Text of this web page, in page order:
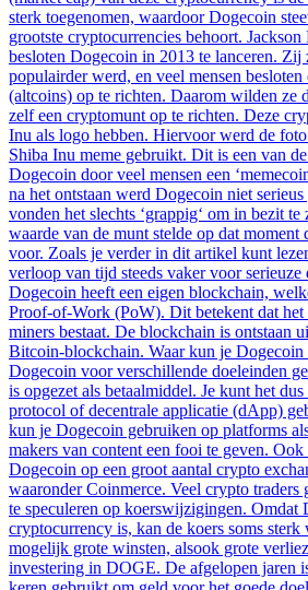
sterk toegenomen, waardoor Dogecoin
grootste cryptocurrencies behoort.
besloten Dogecoin in 2013 te lanceren. Zij
populairder werd, en veel mensen
(altcoins) op te richten. Daarom wilden ze
zelf een cryptomunt op te richten. Deze
Inu als logo hebben. Hiervoor werd de
Shiba Inu meme gebruikt. Dit is een van
Dogecoin door veel mensen een
na het ontstaan werd Dogecoin niet
vonden het slechts ‘grappig‘ om in bezit
waarde van de munt stelde op dat
voor. Zoals je verder in dit artikel kunt
verloop van tijd steeds vaker voor
Dogecoin heeft een eigen blockchain,
Proof-of-Work (PoW). Dit betekent dat
miners bestaat. De blockchain is ontstaan
Bitcoin-blockchain. Waar kun je
Dogecoin voor verschillende doeleinden
is opgezet als betaalmiddel. Je kunt het
protocol of decentrale applicatie (dApp)
kun je Dogecoin gebruiken op platforms
makers van content een fooi te geven.
Dogecoin op een groot aantal crypto
waaronder Coinmerce. Veel crypto
te speculeren op koerswijzigingen. Omdat
cryptocurrency is, kan de koers soms
mogelijk grote winsten, alsook grote
investering in DOGE. De afgelopen jaren